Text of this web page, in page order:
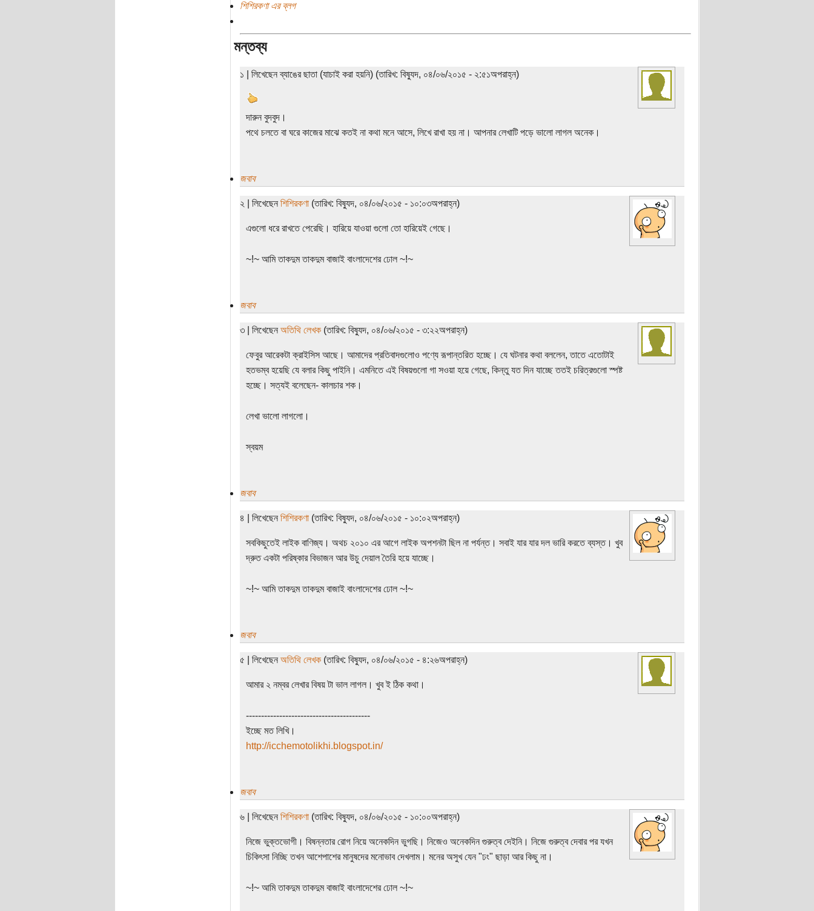
শিশিরকণা এর ব্লগ
মন্তব্য
১ | লিখেছেন ব্যাঙের ছাতা (যাচাই করা হয়নি) (তারিখ: বিষ্যুদ, ০৪/০৬/২০১৫ - ২:৫১অপরাহ্ন)
দারুন বুদবুদ।
পথে চলতে বা ঘরে কাজের মাঝে কতই না কথা মনে আসে, লিখে রাখা হয় না। আপনার লেখাটি পড়ে ভালো লাগল অনেক।
জবাব
২ | লিখেছেন শিশিরকণা(তারিখ: বিষ্যুদ, ০৪/০৬/২০১৫ - ১০:০৩অপরাহ্ন)
এগুলো ধরে রাখতে পেরেছি। হারিয়ে যাওয়া গুলো তো হারিয়েই গেছে।
~!~ আমি তাকদুম তাকদুম বাজাই বাংলাদেশের ঢোল ~!~
জবাব
৩ | লিখেছেন অতিথি লেখক(তারিখ: বিষ্যুদ, ০৪/০৬/২০১৫ - ৩:২২অপরাহ্ন)
ফেবুর আরেকটা ক্রাইসিস আছে। আমাদের প্রতিবাদগুলোও পণ্যে রূপান্তরিত হচ্ছে। যে ঘটনার কথা বললেন, তাতে এতোটাই
হতভম্ব হয়েছি যে বলার কিছু পাইনি। এমনিতে এই বিষয়গুলো গা সওয়া হয়ে গেছে, কিন্তু যত দিন যাচ্ছে ততই চরিত্রগুলো স্পষ্ট
হচ্ছে। সত্যই বলেছেন- কালচার শক।
লেখা ভালো লাগলো।
স্বয়ম
জবাব
৪ | লিখেছেন শিশিরকণা(তারিখ: বিষ্যুদ, ০৪/০৬/২০১৫ - ১০:০২অপরাহ্ন)
সবকিছুতেই লাইক বাণিজ্য। অথচ ২০১০ এর আগে লাইক অপশনটা ছিল না পর্যন্ত। সবাই যার যার দল ভারি করতে ব্যস্ত। খুব
দ্রুত একটা পরিষ্কার বিভাজন আর উচু দেয়াল তৈরি হয়ে যাচ্ছে।
~!~ আমি তাকদুম তাকদুম বাজাই বাংলাদেশের ঢোল ~!~
জবাব
৫ | লিখেছেন অতিথি লেখক(তারিখ: বিষ্যুদ, ০৪/০৬/২০১৫ - ৪:২৬অপরাহ্ন)
আমার ২ নম্বর লেখার বিষয় টা ভাল লাগল। খুব ই ঠিক কথা।
-----------------------------------------
ইচ্ছে মত লিখি।
http://icchemotolikhi.blogspot.in/
জবাব
৬ | লিখেছেন শিশিরকণা(তারিখ: বিষ্যুদ, ০৪/০৬/২০১৫ - ১০:০০অপরাহ্ন)
নিজে ভুক্তভোগী। বিষন্নতার রোগ নিয়ে অনেকদিন ভুগছি। নিজেও অনেকদিন গুরুত্ব দেইনি। নিজে গুরুত্ব দেবার পর যখন
চিকিৎসা নিচ্ছি তখন আশেপাশের মানুষদের মনোভাব দেখলাম। মনের অসুখ যেন "ঢং" ছাড়া আর কিছু না।
~!~ আমি তাকদুম তাকদুম বাজাই বাংলাদেশের ঢোল ~!~